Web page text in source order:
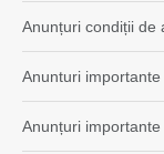
Anunțuri condiții de
Anunturi importante
Anunțuri importante